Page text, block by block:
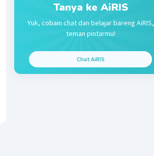
Tanya ke AiRIS
Yuk, cobain chat dan belajar bareng AiRIS,
teman pintarmu!
Chat AiRIS